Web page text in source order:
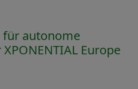
für autonome
Europe